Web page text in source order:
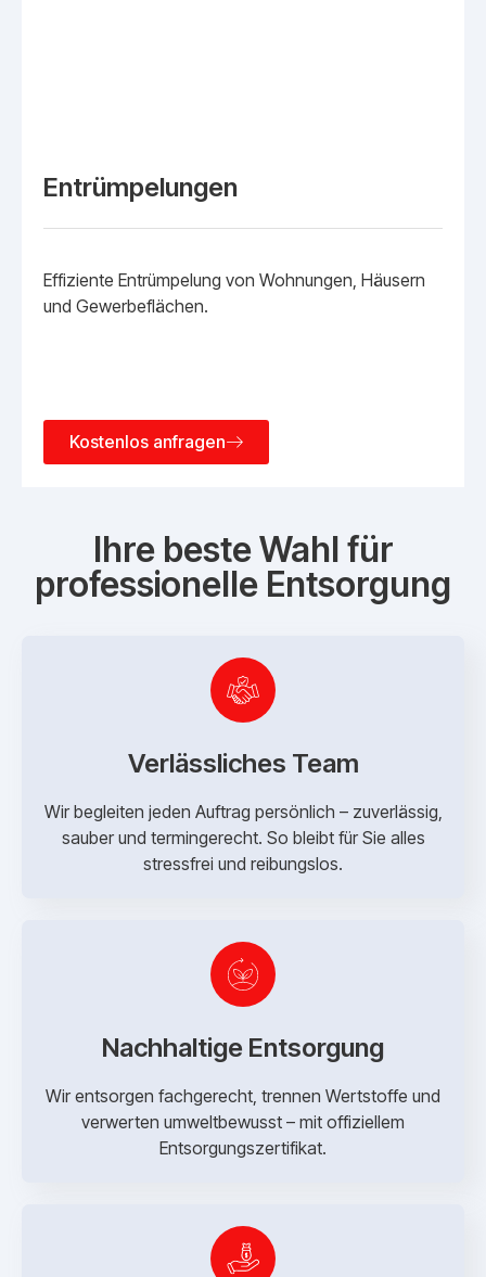
Entrümpelungen
Effiziente Entrümpelung von Wohnungen, Häusern
und Gewerbeflächen.
Kostenlos anfragen
Ihre beste Wahl für
professionelle Entsorgung
Verlässliches Team
Wir begleiten jeden Auftrag persönlich – zuverlässig,
sauber und termingerecht. So bleibt für Sie alles
stressfrei und reibungslos.
Nachhaltige Entsorgung
Wir entsorgen fachgerecht, trennen Wertstoffe und
verwerten umweltbewusst – mit offiziellem
Entsorgungszertifikat.